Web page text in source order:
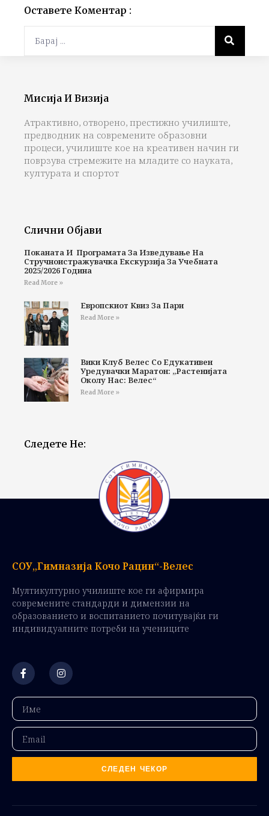
Оставете Коментар :
Мисија И Визија
Атрактивно, отворено, престижно училиште,
предводник на современите образовни
процеси, училиште кое на креативен начин ги
поврзува стремежите на младите со науката,
културата и спортот
Слични Објави
Поканата И Програмата За Изведување На
Стручноистражувачка Екскурзија За Учебната
2025/2026 Година
Read More »
Европскиот Квиз За Пари
Read More »
Вики Клуб Велес Со Едукативен
Уредувачки Маратон: „Растенијата
Околу Нас: Велес“
Read More »
Следете Не:
СОУ„Гимназија Кочо Рацин“-Велес
Мултикултурно училиште кое ги афирмира
современите стандарди и димензии на
образованието и воспитанието почитувајќи ги
индивидуалните потреби на учениците
СЛЕДЕН ЧЕКОР